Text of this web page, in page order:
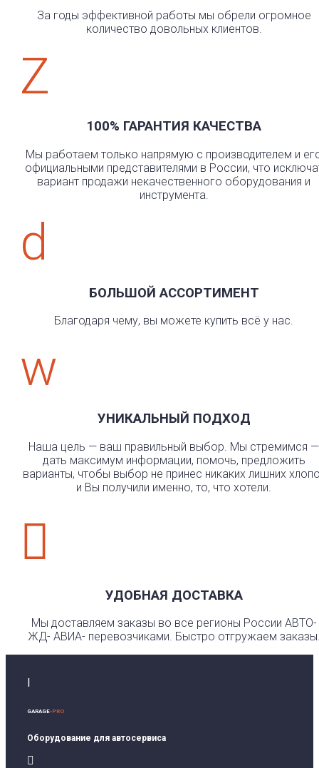
За годы эффективной работы мы обрели огромное
количество довольных клиентов.
Z
100% ГАРАНТИЯ КАЧЕСТВА
Мы работаем только напрямую с производителем и
официальными представителями в России, что
вариант продажи некачественного оборудования и
инструмента.
d
БОЛЬШОЙ АССОРТИМЕНТ
Благодаря чему, вы можете купить всё у нас.
w
УНИКАЛЬНЫЙ ПОДХОД
Наша цель — ваш правильный выбор. Мы стремимся —
дать максимум информации, помочь, предложить
варианты, чтобы выбор не принес никаких лишних
и Вы получили именно, то, что хотели.

УДОБНАЯ ДОСТАВКА
Мы доставляем заказы во все регионы России АВТО-
ЖД- АВИА- перевозчиками. Быстро отгружаем
GARAGE-PRO
Оборудование для автосервиса
